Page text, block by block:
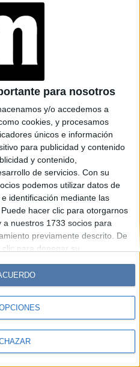
para nosotros
y/o accedemos a
cookies, y procesamos
únicos e información
para publicidad y contenido
y contenido,
de servicios. Con su
podemos utilizar datos de
identificación mediante las
hacer clic para otorgarnos
nuestros 1733 socios para
previamente descrito. De
para denegar su
de otorgar su consentimiento.
de sus datos
su consentimiento, pero usted
procesamiento. Sus
en cualquier
Noticias
Parabrisas
Break BATimes
los derechos reservados
Nro. 5346433